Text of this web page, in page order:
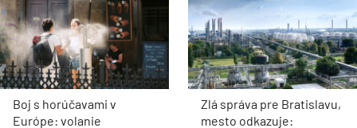
Boj s horúčavami v
Európe: volanie
Zlá správa pre Bratislavu,
mesto odkazuje: